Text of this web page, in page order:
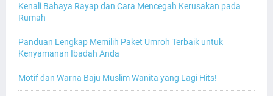
Kenali Bahaya Rayap dan Cara Mencegah Kerusakan pada
Rumah
Panduan Lengkap Memilih Paket Umroh Terbaik untuk
Kenyamanan Ibadah Anda
Motif dan Warna Baju Muslim Wanita yang Lagi Hits!